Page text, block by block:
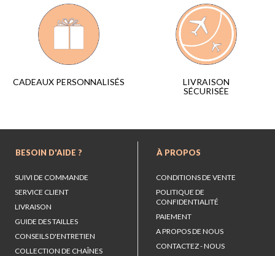
CADEAUX PERSONNALISÉS
LIVRAISON
SÉCURISÉE
BESOIN D'AIDE ?
SUIVI DE COMMANDE
SERVICE CLIENT
LIVRAISON
GUIDE DES TAILLES
CONSEILS D'ENTRETIEN
COLLECTION DE CHAÎNES
À PROPOS
CONDITIONS DE VENTE
POLITIQUE DE
CONFIDENTIALITÉ
PAIEMENT
A PROPOS DE NOUS
CONTACTEZ - NOUS